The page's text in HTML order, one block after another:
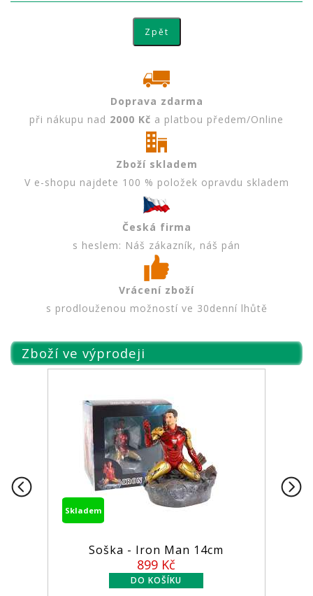
Doprava zdarma
při nákupu nad 2000 Kč a platbou předem/Online
Zboží skladem
V e-shopu najdete 100 % položek opravdu skladem
Česká firma
s heslem: Náš zákazník, náš pán
Vrácení zboží
s prodlouženou možností ve 30denní lhůtě
Zboží ve výprodeji
Skladem
Soška - Iron Man 14cm
899 Kč